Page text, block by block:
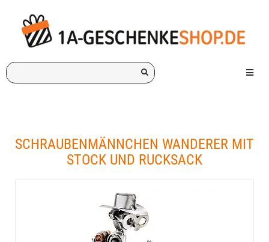
Ich
suche
Menü
SCHRAUBENMÄNNCHEN WANDERER MIT
STOCK UND RUCKSACK